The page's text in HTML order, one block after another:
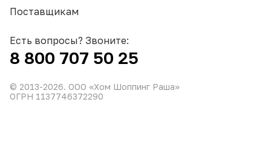
Поставщикам
Есть вопросы? Звоните:
8 800 707 50 25
© 2013-2026. ООО «Хом Шоппинг Раша»
ОГРН 1137746372290